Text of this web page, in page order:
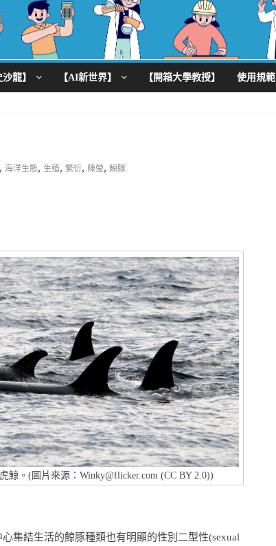
沙龍】 【AI新世界】 【開箱大學教授】 使用規範
, 海洋生態, 生殖, 繁衍, 陳瑩, 鯨豚
鯨。(圖片來源：Winky@flicker.com (CC BY 2.0))
集結生活的鯨豚種類也有明顯的性別二型性(sexual